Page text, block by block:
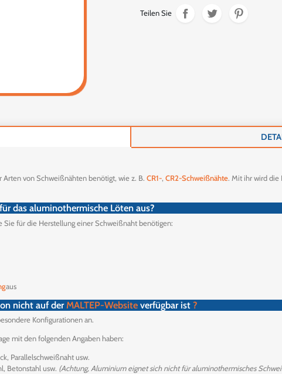
Teilen Sie
Arten von Schweißnähten benötigt, wie z. B.CR1-,CR2-Schweißnähte. Mit ihr wird die
das aluminothermische Löten aus?
für die Herstellung einer Schweißnaht benötigen:
aus
nicht auf der MALTEP-Websiteverfügbar ist?
Konfigurationen an.
mit den folgenden Angaben haben:
Parallelschweißnaht usw.
Betonstahl usw. (Achtung, Aluminium eignet sich nicht für aluminothermisches